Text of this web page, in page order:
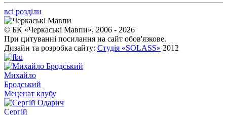
всі розділи
© БК «Черкаські Мавпи», 2006 - 2026
При цитуванні посилання на сайт обов'язкове.
Дизайн та розробка сайту: Студія «SOLASS» 2012
Михайло
Бродський
Меценат клубу
Сергій